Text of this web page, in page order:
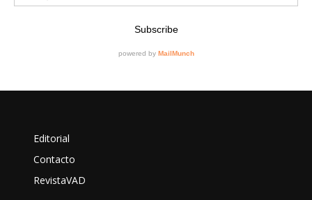
Editorial
Contacto
RevistaVAD